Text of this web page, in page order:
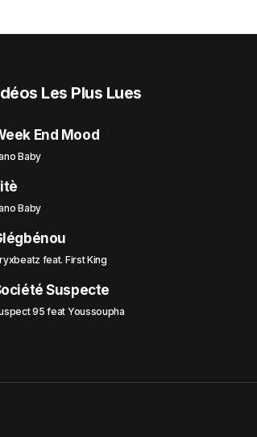
Les Plus Lues
End Mood
Baby
Baby
feat. First King
Suspecte
95 feat Youssoupha